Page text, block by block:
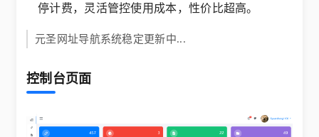
停计费，灵活管控使用成本，性价比超高。
元圣网址导航系统稳定更新中...
​控制台页面